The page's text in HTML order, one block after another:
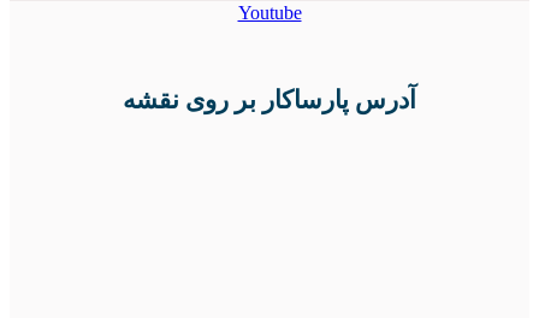
Youtube
آدرس پارساکار بر روی نقشه